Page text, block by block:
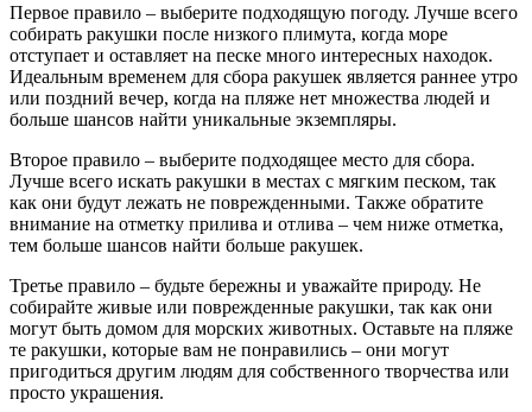
Первое правило – выберите подходящую погоду. Лучше всего
собирать ракушки после низкого плимута, когда море
отступает и оставляет на песке много интересных находок.
Идеальным временем для сбора ракушек является раннее утро
или поздний вечер, когда на пляже нет множества людей и
больше шансов найти уникальные экземпляры.
Второе правило – выберите подходящее место для сбора.
Лучше всего искать ракушки в местах с мягким песком, так
как они будут лежать не поврежденными. Также обратите
внимание на отметку прилива и отлива – чем ниже отметка,
тем больше шансов найти больше ракушек.
Третье правило – будьте бережны и уважайте природу. Не
собирайте живые или поврежденные ракушки, так как они
могут быть домом для морских животных. Оставьте на пляже
те ракушки, которые вам не понравились – они могут
пригодиться другим людям для собственного творчества или
просто украшения.